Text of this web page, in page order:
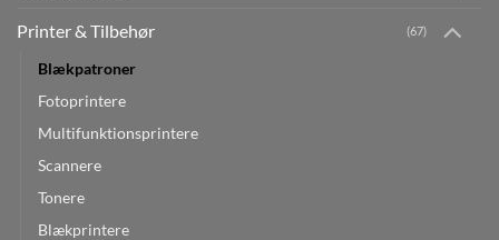
Printer & Tilbehør (67)
Blækpatroner
Fotoprintere
Multifunktionsprintere
Scannere
Tonere
Blækprintere